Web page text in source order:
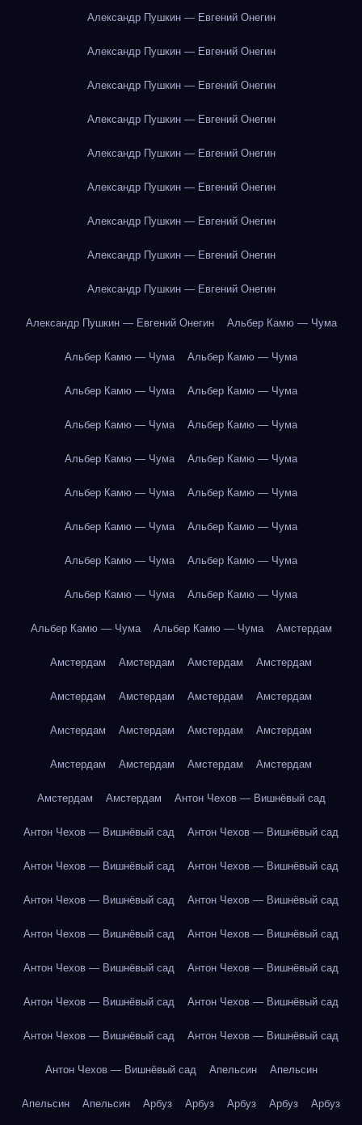
Александр Пушкин — Евгений Онегин
Александр Пушкин — Евгений Онегин
Александр Пушкин — Евгений Онегин
Александр Пушкин — Евгений Онегин
Александр Пушкин — Евгений Онегин
Александр Пушкин — Евгений Онегин
Александр Пушкин — Евгений Онегин
Александр Пушкин — Евгений Онегин
Александр Пушкин — Евгений Онегин
Александр Пушкин — Евгений Онегин Альбер Камю — Чума
Альбер Камю — Чума Альбер Камю — Чума
Альбер Камю — Чума Альбер Камю — Чума
Альбер Камю — Чума Альбер Камю — Чума
Альбер Камю — Чума Альбер Камю — Чума
Альбер Камю — Чума Альбер Камю — Чума
Альбер Камю — Чума Альбер Камю — Чума
Альбер Камю — Чума Альбер Камю — Чума
Альбер Камю — Чума Альбер Камю — Чума
Альбер Камю — Чума Альбер Камю — Чума Амстердам
Амстердам Амстердам Амстердам Амстердам
Амстердам Амстердам Амстердам Амстердам
Амстердам Амстердам Амстердам Амстердам
Амстердам Амстердам Амстердам Амстердам
Амстердам Амстердам Антон Чехов — Вишнёвый сад
Антон Чехов — Вишнёвый сад Антон Чехов — Вишнёвый сад
Антон Чехов — Вишнёвый сад Антон Чехов — Вишнёвый сад
Антон Чехов — Вишнёвый сад Антон Чехов — Вишнёвый сад
Антон Чехов — Вишнёвый сад Антон Чехов — Вишнёвый сад
Антон Чехов — Вишнёвый сад Антон Чехов — Вишнёвый сад
Антон Чехов — Вишнёвый сад Антон Чехов — Вишнёвый сад
Антон Чехов — Вишнёвый сад Антон Чехов — Вишнёвый сад
Антон Чехов — Вишнёвый сад Апельсин Апельсин
Апельсин Апельсин Арбуз Арбуз Арбуз Арбуз Арбуз